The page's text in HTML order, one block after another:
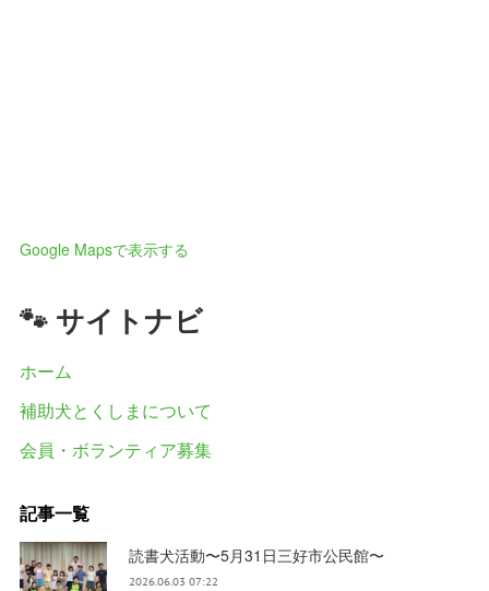
Google Mapsで表示する
🐾 サイトナビ
ホーム
補助犬とくしまについて
会員・ボランティア募集
記事一覧
読書犬活動〜5月31日三好市公民館〜
2026.06.03 07:22